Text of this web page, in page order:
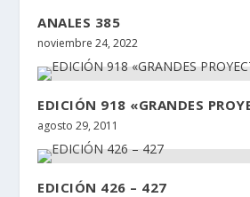
ANALES 385
noviembre 24, 2022
EDICIÓN 918 «GRANDES
agosto 29, 2011
EDICIÓN 426 – 427